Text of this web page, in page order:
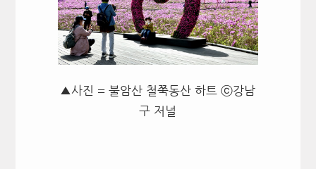
▲사진 = 불암산 철쭉동산 하트 ⓒ강남
구 저널